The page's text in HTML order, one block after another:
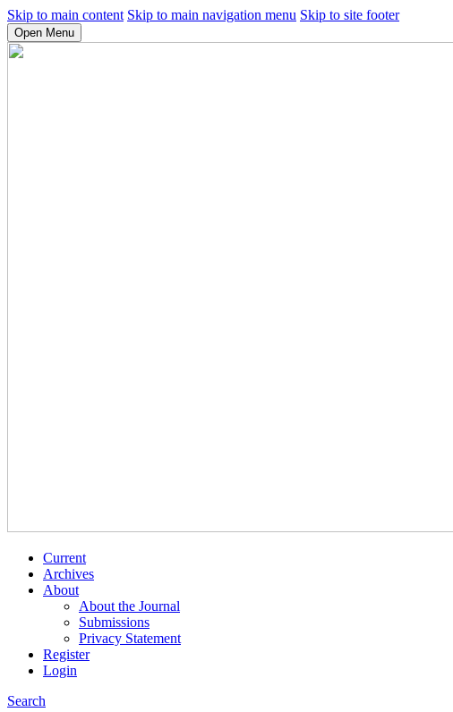
Skip to main content Skip to main navigation menu Skip to site footer
Open Menu
Current
Archives
About
About the Journal
Submissions
Privacy Statement
Register
Login
Search